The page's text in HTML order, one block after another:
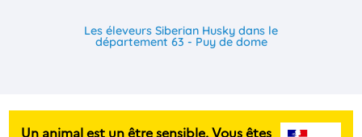
Les éleveurs Siberian Husky dans le
département 63 - Puy de dome
Un animal est un être sensible. Vous êtes